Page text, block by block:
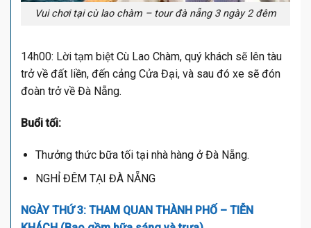
Vui chơi tại cù lao chàm – tour đà nẵng 3 ngày 2 đêm
14h00: Lời tạm biệt Cù Lao Chàm, quý khách sẽ lên tàu
trở về đất liền, đến cảng Cửa Đại, và sau đó xe sẽ đón
đoàn trở về Đà Nẵng.
Buổi tối:
Thưởng thức bữa tối tại nhà hàng ở Đà Nẵng.
NGHỈ ĐÊM TẠI ĐÀ NẴNG
NGÀY THỨ 3: THAM QUAN THÀNH PHỐ – TIỄN